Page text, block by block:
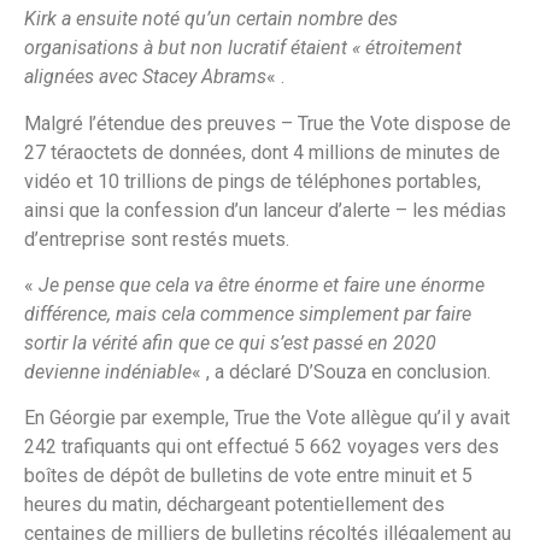
Kirk a ensuite noté qu’un certain nombre des
organisations à but non lucratif étaient « étroitement
alignées avec Stacey Abrams« .
Malgré l’étendue des preuves – True the Vote dispose de
27 téraoctets de données, dont 4 millions de minutes de
vidéo et 10 trillions de pings de téléphones portables,
ainsi que la confession d’un lanceur d’alerte – les médias
d’entreprise sont restés muets.
« Je pense que cela va être énorme et faire une énorme
différence, mais cela commence simplement par faire
sortir la vérité afin que ce qui s’est passé en 2020
devienne indéniable« , a déclaré D’Souza en conclusion.
En Géorgie par exemple, True the Vote allègue qu’il y avait
242 trafiquants qui ont effectué 5 662 voyages vers des
boîtes de dépôt de bulletins de vote entre minuit et 5
heures du matin, déchargeant potentiellement des
centaines de milliers de bulletins récoltés illégalement au